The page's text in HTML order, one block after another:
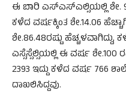
ಈ ಬಾರಿ ಎಸ್ಎಸ್ಎಲ್ಸಿಯಲ್ಲಿ ಶೇ.
ಕಳೆದ ವರ್ಷಕ್ಕಿಂತ ಶೇ.14.06
ಶೇ.86.48ರಷ್ಟು ಹೆಚ್ಚಳವಾಗಿದ್ದು,
ಎಸ್ಸೆಸ್ಸೆಲ್ಸಿಯಲ್ಲಿ ಈ ವರ್ಷ ಶೇ.100
2393 ಇದ್ದು ಕಳೆದ ವರ್ಷ 766
ದಾಖಲಿಸಿದ್ದವು.